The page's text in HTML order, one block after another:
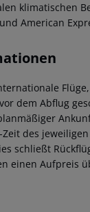
klimatischen
American
dem Abflug
des
schließt
einen Aufpreis